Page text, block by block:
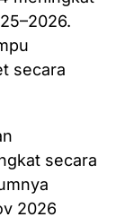
secara
secara
2026